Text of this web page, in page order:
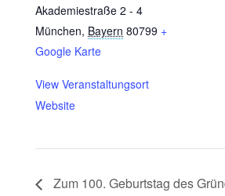
Akademiestraße 2 - 4
München, Bayern 80799 +
Google Karte
View Veranstaltungsort
Website
Zum 100. Geburtstag des